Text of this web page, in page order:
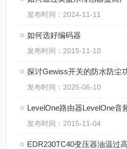
发布时间：2024-11-11
如何选好编码器
发布时间：2015-11-10
探讨Gewiss开关的防水防尘
发布时间：2025-06-10
LevelOne路由器LevelOne音
发布时间：2015-11-04
EDR230TC40变压器油温过